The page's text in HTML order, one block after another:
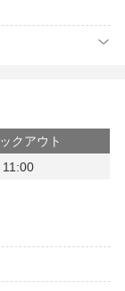
クアウト
11:00